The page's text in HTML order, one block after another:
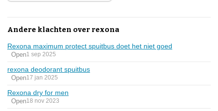
Andere klachten over rexona
Rexona maximum protect spuitbus doet het niet goed
Open1 sep 2025
rexona deodorant spuitbus
Open17 jan 2025
Rexona dry for men
Open18 nov 2023